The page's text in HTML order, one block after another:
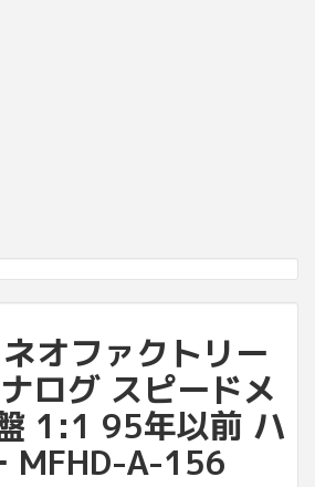
オファクトリー
ログ スピードメ
1:1 95年以前 ハ
MFHD-A-156